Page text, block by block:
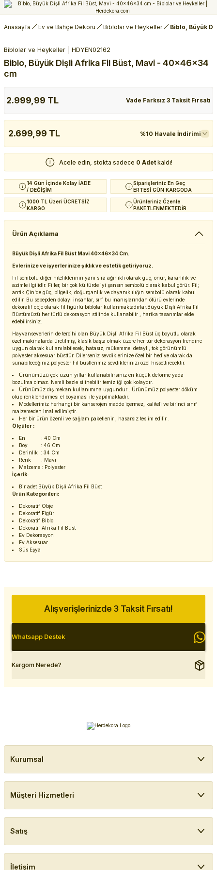
Anasayfa Ev ve Bahçe Dekoru Biblolar ve Heykeller Biblo, Büyük
Biblolar ve Heykeller HDYEN02162
Biblo, Büyük Dişli Afrika Fil Büst, Mavi - 40x46x34
cm
2.999,99 TL Vade Farksız 3 Taksit Fırsatı
2.699,99 TL %10 Havale İndirimi
Acele edin, stokta sadece 0 Adet kaldı!
14 Gün İçinde Kolay İADE
/ DEĞİŞİM
Siparişleriniz En Geç
ERTESİ GÜN KARGODA
1000 TL Üzeri ÜCRETSİZ
KARGO
Ürünleriniz Özenle
PAKETLENMEKTEDİR
Ürün Açıklama
Büyük Dişli Afrika Fil Büst Mavi 40x46x34 Cm.
Evlerinize ve işyerlerinize şıklık ve estetik getiriyoruz.
Fil sembolü diğer niteliklerinin yanı sıra ağırlıklı olarak güç, onur, kararlılık ve
azimle ilgilidir. Filler, bir çok kültürde iyi şansın sembolü olarak kabul görür. Fil;
antik Çin'de güç, bilgelik, doğurganlık ve dayanıklılığın sembolü olarak kabul
edilir. Bu sebepden dolayı insanlar, sırf bu inanışlarından ötürü evlerinde
dekoratif obje olarak fil figürlü biblolar kullanmaktadırlar.Büyük Dişli Afrika Fil
Büstümüzü her türlü dekorasyon stilinde kullanabilir , harika tasarımlar elde
edebilirsiniz.
Hayvanseverlerin de tercihi olan Büyük Dişli Afrika Fil Büst üç boyutlu olarak
özel makinalarda üretilmiş, klasik başta olmak üzere her tür dekorasyon trendine
uygun olarak kullanılabilecek, hatasız, mükemmel detaylı, tok görünümlü
polyester aksesuar büsttür. Dilerseniz sevdiklerinize özel bir hediye olarak da
sunabileceğiniz polyester Fil büstlerimiz sevdiklerinizi özel hissettirecektir.
Ürünümüzü çok uzun yıllar kullanabilirsiniz en küçük deforme yada
bozulma olmaz. Nemli bezle silinebilir temizliği çok kolaydır.
Ürünümüz dış mekan kullanımına uygundur . Ürünümüz polyester döküm
olup renklendirmesi el boyaması ile yapılmaktadır.
Modellerimiz herhangi bir kanserojen madde içermez, kaliteli ve birinci sınıf
malzemeden imal edilmiştir.
Her bir ürün özenli ve sağlam paketlenir , hasarsız teslim edilir .
Ölçüler :
En : 40 Cm
Boy : 46 Cm
Derinlik : 34 Cm
Renk : Mavi
Malzeme : Polyester
İçerik:
Bir adet Büyük Dişli Afrika Fil Büst
Ürün Kategorileri:
Dekoratif Obje
Dekoratif Figür
Dekoratif Biblo
Dekoratif Afrika Fil Büst
Ev Dekorasyon
Ev Aksesuar
Süs Eşya
Alışverişlerinizde 3 Taksit Fırsatı!
Whatsapp Destek
Kargom Nerede?
Kurumsal
Müşteri Hizmetleri
Satış
İletişim